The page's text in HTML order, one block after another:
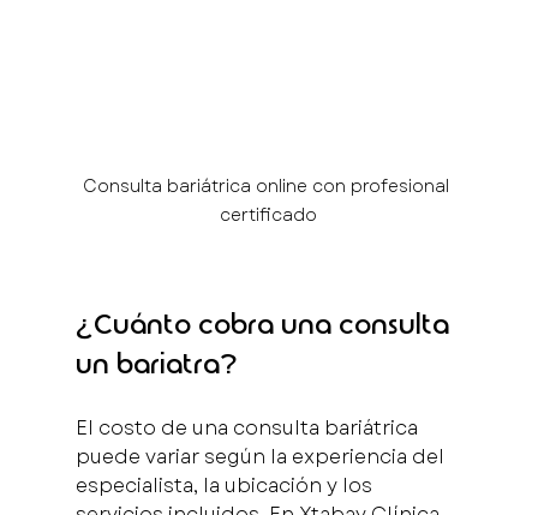
Consulta bariátrica online con profesional
certificado
¿Cuánto cobra una consulta
un bariatra?
El costo de una consulta bariátrica
puede variar según la experiencia del
especialista, la ubicación y los